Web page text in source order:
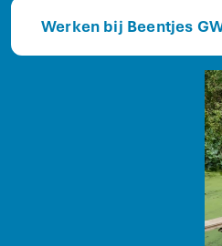
Werken bij Beentjes